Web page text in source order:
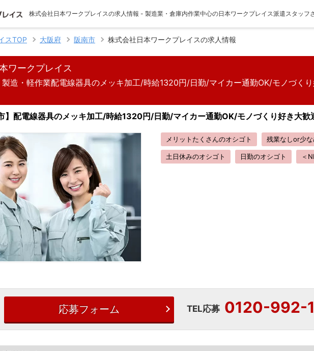
株式会社日本ワークプレイスの求人情報 - 製造業・倉庫内作業中心の日本ワークプレイス派遣スタッフ
スTOP 大阪府 阪南市 株式会社日本ワークプレイスの求人情報
ワークプレイス
製造・軽作業配電線器具のメッキ加工/時給1320円/日勤/マイカー通勤OK/モノづく
】配電線器具のメッキ加工/時給1320円/日勤/マイカー通勤OK/モノづくり好き大
メリットたくさんのオシゴト 残業なしor少な
土日休みのオシゴト 日勤のオシゴト ＜
応募フォーム TEL応募 0120-992-